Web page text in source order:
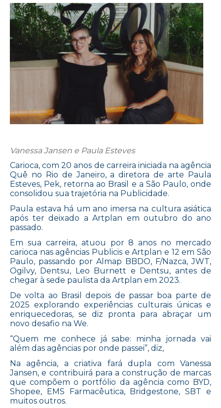
Vanessa Jansen e Paula Esteves
Carioca, com 20 anos de carreira iniciada na agência
Quê no Rio de Janeiro, a diretora de arte Paula
Esteves, Pek, retorna ao Brasil e a São Paulo, onde
consolidou sua trajetória na Publicidade.
Paula estava há um ano imersa na cultura asiática
após ter deixado a Artplan em outubro do ano
passado.
Em sua carreira, atuou por 8 anos no mercado
carioca nas agências Publicis e Artplan e 12 em São
Paulo, passando por Almap BBDO, F/Nazca, JWT,
Ogilvy, Dentsu, Leo Burnett e Dentsu, antes de
chegar à sede paulista da Artplan em 2023.
De volta ao Brasil depois de passar boa parte de
2025 explorando experiências culturais únicas e
enriquecedoras, se diz pronta para abraçar um
novo desafio na We.
“Quem me conhece já sabe: minha jornada vai
além das agências por onde passei”, diz,
Na agência, a criativa fará dupla com Vanessa
Jansen, e contribuirá para a construção de marcas
que compõem o portfólio da agência como BYD,
Shopee, EMS Farmacêutica, Bridgestone, SBT e
muitos outros.